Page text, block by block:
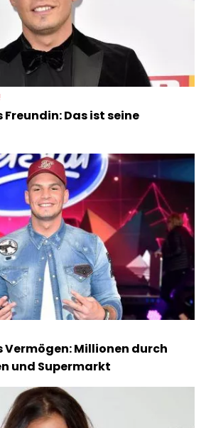
Das ist seine
Vermögen: Millionen durch
und Supermarkt